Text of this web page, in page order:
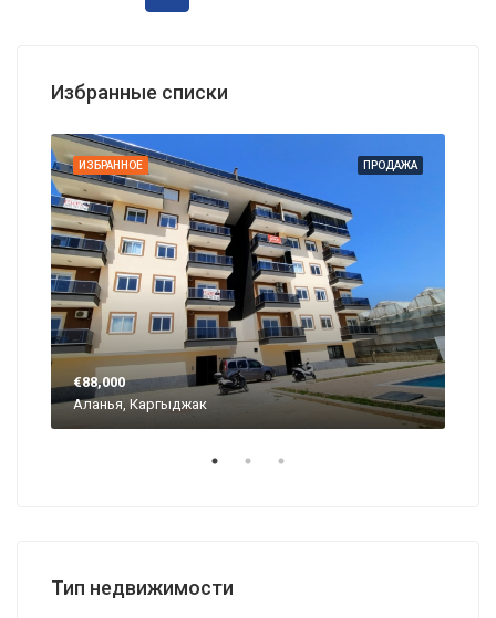
Избранные списки
ПРОДАЖА
ИЗБРАННОЕ
€88,000
Аланья, Каргыджак
Тип недвижимости